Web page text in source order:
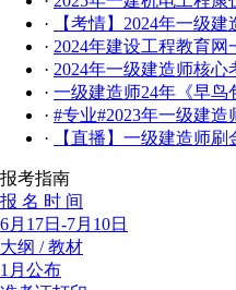
·
【考情】2024年一级
· 2024年建设工程教育
· 2024年一级建造师核
· 一级建造师24年《早鸟
· #专业#2023年一级建
·
【直播】一级建造师
报考指南
报 名 时 间
6月17日-7月10日
大纲 / 教材
1月公布